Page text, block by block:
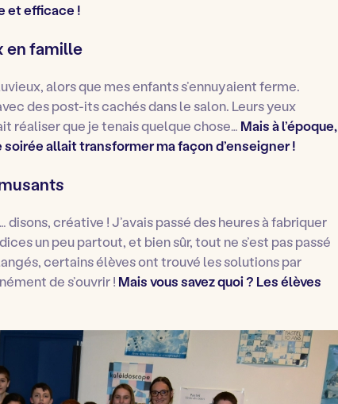
et efficace !
en famille
alors que mes enfants s’ennuyaient ferme.
des post-its cachés dans le salon. Leurs yeux
réaliser que je tenais quelque chose… Mais à l’époque,
allait transformer ma façon d’enseigner !
créative ! J’avais passé des heures à fabriquer
un peu partout, et bien sûr, tout ne s’est pas passé
certains élèves ont trouvé les solutions par
de s’ouvrir ! Mais vous savez quoi ? Les élèves